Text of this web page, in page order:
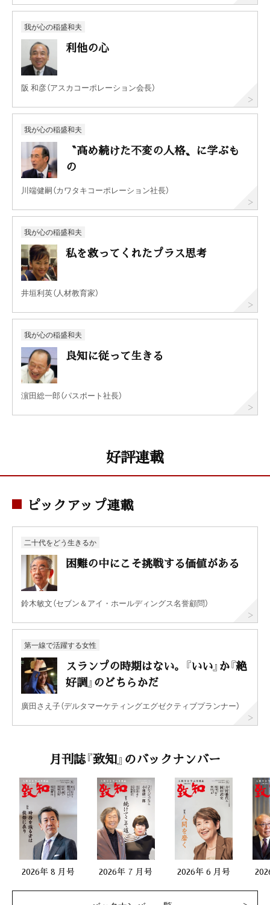
我が心の稲盛和夫
利他の心
阪 和彦（アスカコーポレーション会長）
我が心の稲盛和夫
〝高め続けた不変の人格〟に学ぶも
の
川端健嗣（カワタキコーポレーション社長）
我が心の稲盛和夫
私を救ってくれたプラス思考
井垣利英（人材教育家）
我が心の稲盛和夫
良知に従って生きる
濵田総一郎（パスポート社長）
好評連載
ピックアップ連載
二十代をどう生きるか
困難の中にこそ挑戦する価値がある
鈴木敏文（セブン＆アイ・ホールディングス名誉顧問）
第一線で活躍する女性
スランプの時期はない。『いい』か『絶
好調』のどちらかだ
廣田さえ子（デルタマーケティングエグゼクティブプランナー）
月刊誌『致知』のバックナンバー
2026年 8 月号 2026年 7 月号 2026年 6 月号